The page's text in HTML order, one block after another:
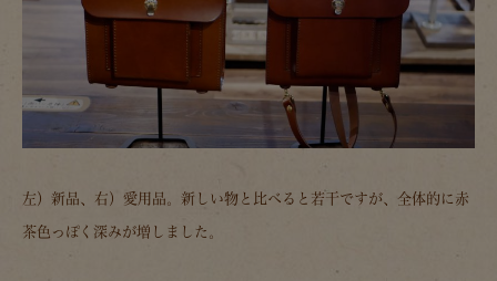
左）新品、右）愛用品。新しい物と比べると若干ですが、全体的に赤
茶色っぽく深みが増しました。